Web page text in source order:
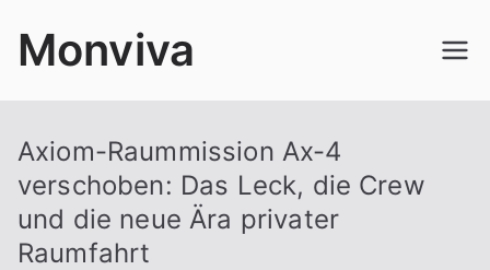
InhaltMonviva
Axiom-Raummission Ax-4
verschoben: Das Leck, die Crew
und die neue Ära privater
Raumfahrt